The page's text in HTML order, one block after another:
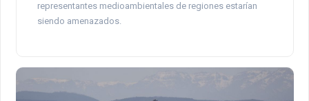
representantes medioambientales de regiones estarían
siendo amenazados.